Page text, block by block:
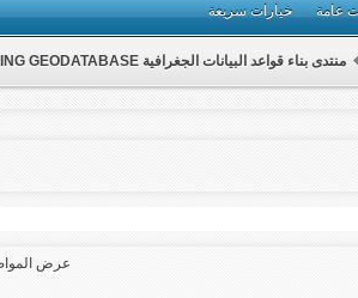
عامة خيارات سريعة
منتدى بناء قواعد البيانات الجغرافية BUILDING GEODATABASE
عرض المواضيع من 1